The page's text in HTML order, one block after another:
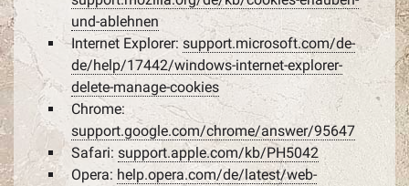
und-ablehnen
Internet Explorer:support.microsoft.com/de-
de/help/17442/windows-internet-explorer-
delete-manage-cookies
Chrome:
support.google.com/chrome/answer/95647
Safari: support.apple.com/kb/PH5042
Opera: help.opera.com/de/latest/web-